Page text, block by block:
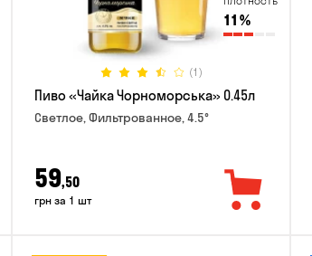
11 %
(1)
Пиво «Чайка Чорноморська» 0.45л
Светлое, Фильтрованное, 4.5°
59,50
грн за 1 шт